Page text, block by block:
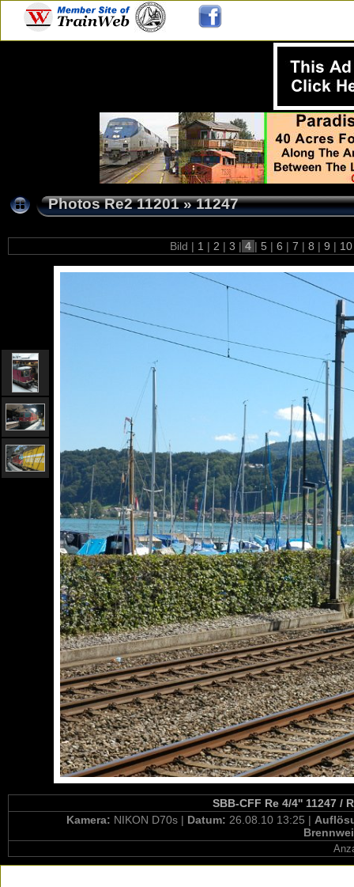
Photos Re2 11201»11247
Bild | 1 | 2 | 3 | 4 | 5 | 6 | 7 | 8 | 9 |
SBB-CFF Re 4/4'' 11247 /
Kamera: NIKON D70s | Datum: 26.08.10 13:25 |